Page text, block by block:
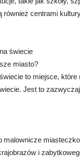
również centrami
świecie
miasto?
to miejsce, które
Jest to
malownicze
i